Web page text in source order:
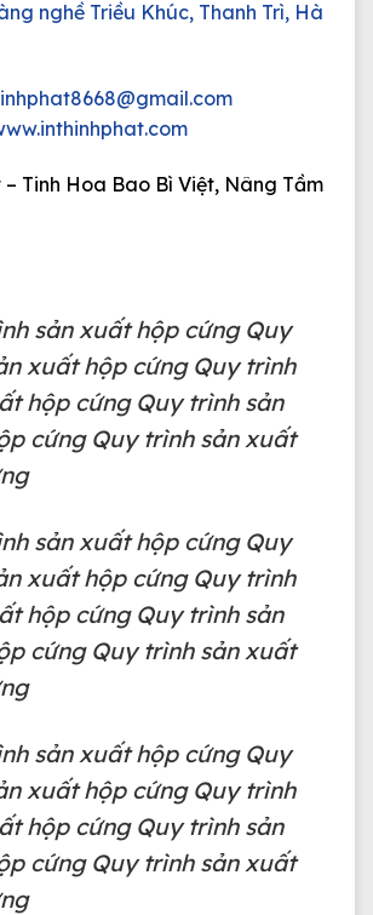
nghề Triều Khúc, Thanh Trì, Hà
– Tinh Hoa Bao Bì Việt, Nâng Tầm
sản xuất hộp cứng Quy
xuất hộp cứng Quy trình
hộp cứng Quy trình sản
cứng Quy trình sản xuất
sản xuất hộp cứng Quy
xuất hộp cứng Quy trình
hộp cứng Quy trình sản
cứng Quy trình sản xuất
sản xuất hộp cứng Quy
xuất hộp cứng Quy trình
hộp cứng Quy trình sản
cứng Quy trình sản xuất